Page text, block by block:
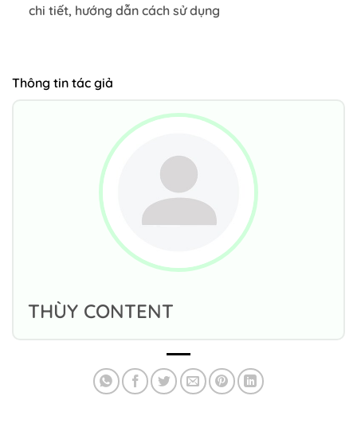
chi tiết, hướng dẫn cách sử dụng
Thông tin tác giả
THÙY CONTENT